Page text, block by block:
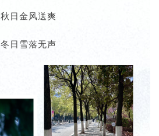
秋日金风送爽
冬日雪落无声